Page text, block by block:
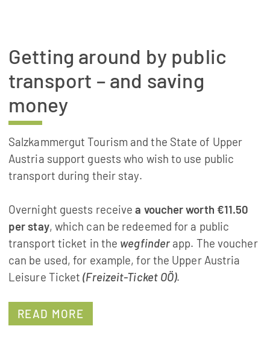
Getting around by public
transport – and saving
money
Salzkammergut Tourism and the State of Upper
Austria support guests who wish to use public
transport during their stay.
Overnight guests receivea voucher worth €11.50
per stay, which can be redeemed for a public
transport ticket in the wegfinder app. The voucher
can be used, for example, for the Upper Austria
Leisure Ticket(Freizeit-Ticket OÖ).
READ MORE